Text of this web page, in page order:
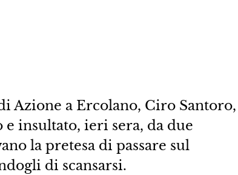
Azione a Ercolano, Ciro Santoro,
insultato, ieri sera, da due
la pretesa di passare sul
di scansarsi.